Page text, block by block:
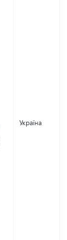
Україна